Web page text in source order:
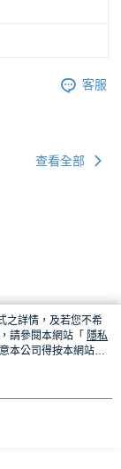
客服
查看全部
之詳情，及若您不希
請參閱本網站「 隱私
本公司得按本網站使